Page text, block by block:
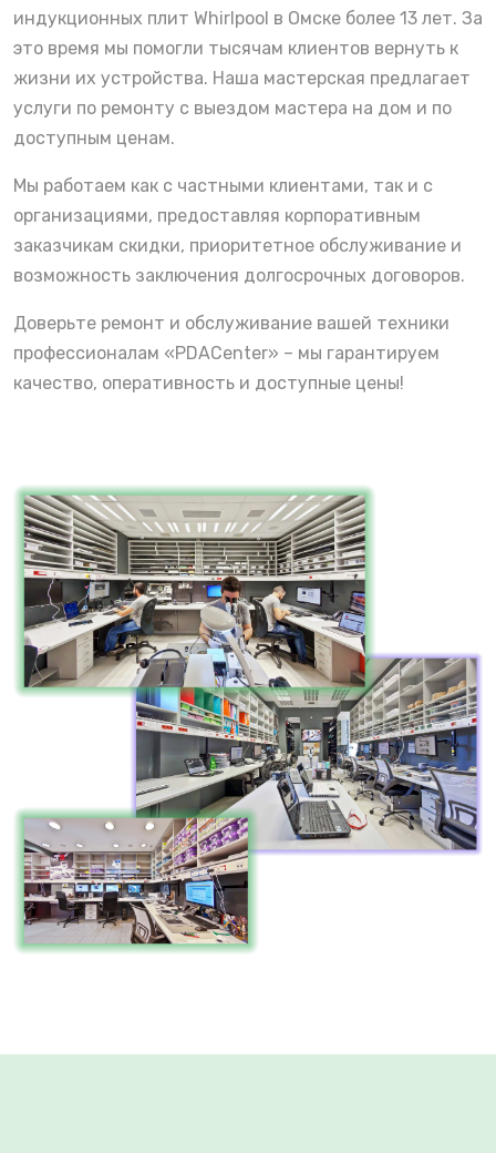
индукционных плит Whirlpool в Омске более 13 лет. За
это время мы помогли тысячам клиентов вернуть к
жизни их устройства. Наша мастерская предлагает
услуги по ремонту с выездом мастера на дом и по
доступным ценам.
Мы работаем как с частными клиентами, так и с
организациями, предоставляя корпоративным
заказчикам скидки, приоритетное обслуживание и
возможность заключения долгосрочных договоров.
Доверьте ремонт и обслуживание вашей техники
профессионалам «PDACenter» – мы гарантируем
качество, оперативность и доступные цены!